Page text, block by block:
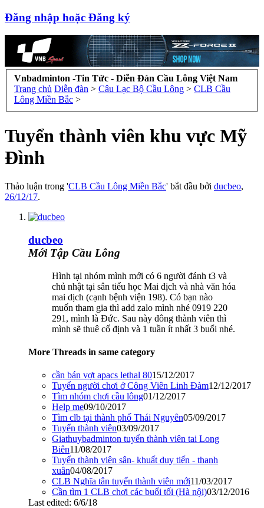
Đăng nhập hoặc Đăng ký
Vnbadminton -Tin Tức - Diễn Đàn Cầu Lông Việt Nam
Trang chủ Diễn đàn > Câu Lạc Bộ Cầu Lông > CLB Cầu
Lông Miền Bắc >
Tuyển thành viên khu vực Mỹ
Đình
Thảo luận trong 'CLB Cầu Lông Miền Bắc' bắt đầu bởi ducbeo,
26/12/17.
ducbeo
Mới Tập Cầu Lông
Hình tại nhóm mình mới có 6 người đánh t3 và
chủ nhật tại sân tiểu học Mai dịch và nhà văn hóa
mai dịch (cạnh bệnh viện 198). Có bạn nào
muốn tham gia thì add zalo mình nhé 0919 220
291, mình là Đức. Sau này đông thành viên thì
mình sẽ thuê cố định và 1 tuần ít nhất 3 buổi nhé.
More Threads in same category
cần bán vợt apacs lethal 8015/12/2017
Tuyển người chơi ở Công Viên Linh Đàm12/12/2017
Tìm nhóm chơi cầu lông01/12/2017
Help me09/10/2017
Tìm clb tại thành phố Thái Nguyên05/09/2017
Tuyển thành viên03/09/2017
Giathuybadminton tuyển thành viên tai Long
Biên11/08/2017
Tuyển thành viên sân- khuất duy tiến - thanh
xuân04/08/2017
CLB Nghĩa tân tuyển thành viên mới11/03/2017
Cần tìm 1 CLB chơi các buổi tối (Hà nội)03/12/2016
Last edited: 6/6/18